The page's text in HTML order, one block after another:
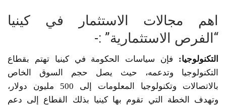
اهم مجالات الاستثمار في كينيا
“الفرص الاستثمارية” :-
التكنولوجيا: فإن سياسات الحكومة في كينيا تهتم بقطاع
التكنولوجيا وتدعمه، حيث يصل حجم السوق الخاص
بالاتصالات وتكنولوجيا المعلومات إلى 500 مليون دولار،
وتهدف الخطة التي تقوم بها كينيا بذلك القطاع إلى دعم